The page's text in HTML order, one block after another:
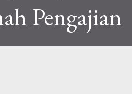
Pengajian